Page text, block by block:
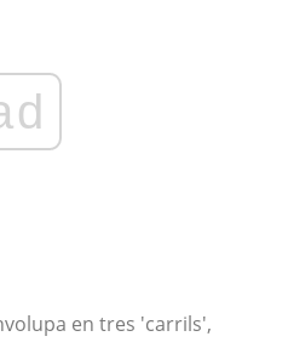
en tres 'carrils',